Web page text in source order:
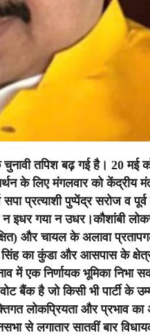
तपिश बढ़ गई है। 20 मई
के लिए मंगलवार को केंद्रीय
प्रत्याशी पुप्पेंद्र सरोज व पूर्व
इधर गया न उधर।कौशांबी
और चायल के अलावा
सिंह का कुंडा और आसपास के
में एक निर्णायक भूमिका निभा
है जो किसी भी पार्टी के
लोकप्रियता और प्रभाव
से लगातार सातवीं बार